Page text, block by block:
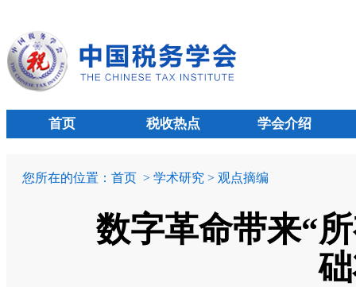
首页 税收热点 学会介绍
您所在的位置： 首页 > 学术研究 > 观点摘编
数字革命带来“